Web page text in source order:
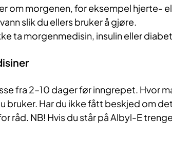
om morgenen, for eksempel hjerte-
slik du ellers bruker å gjøre.
ta morgenmedisin, insulin eller
fra 2–10 dager før inngrepet. Hvor
bruker. Har du ikke fått beskjed om
råd. NB! Hvis du står på Albyl-E